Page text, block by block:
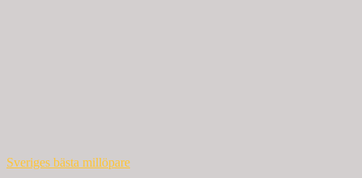
Sveriges bästa millöpare